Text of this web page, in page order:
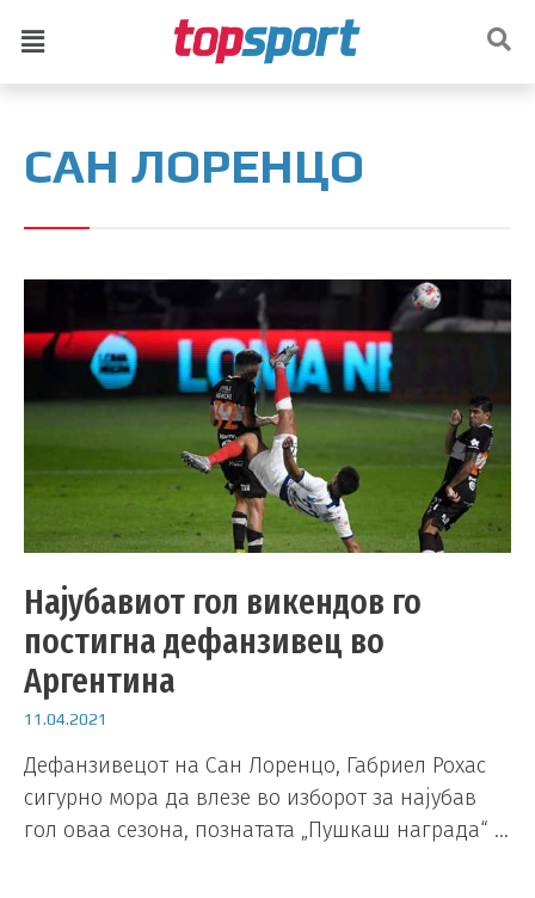
САН ЛОРЕНЦО
Најубавиот гол викендов го
постигна дефанзивец во
Аргентина
11.04.2021
Дефанзивецот на Сан Лоренцо, Габриел Рохас
сигурно мора да влезе во изборот за најубав
гол оваа сезона, познатата „Пушкаш награда“ …